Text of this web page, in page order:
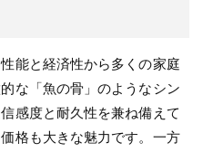
能と経済性から多くの家庭
な「魚の骨」のようなシン
感度と耐久性を兼ね備えて
格も大きな魅力です。一方